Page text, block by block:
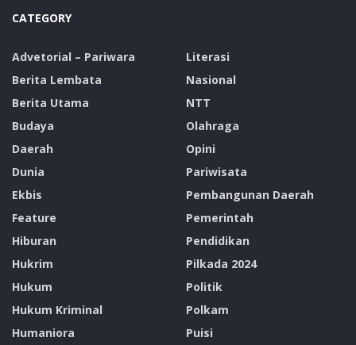
CATEGORY
Advetorial – Pariwara
Berita Lembata
Berita Utama
Budaya
Daerah
Dunia
Ekbis
Feature
Hiburan
Hukrim
Hukum
Hukum Kriminal
Humaniora
Literasi
Nasional
NTT
Olahraga
Opini
Pariwisata
Pembangunan Daerah
Pemerintah
Pendidikan
Pilkada 2024
Politik
Polkam
Puisi